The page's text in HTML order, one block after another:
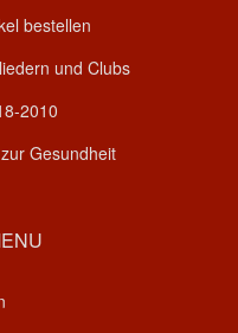
bestellen
und Clubs
2010
Gesundheit